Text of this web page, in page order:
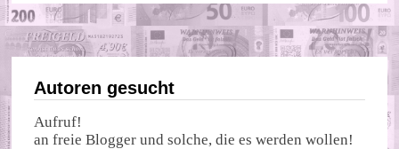
Autoren gesucht
Aufruf!
an freie Blogger und solche, die es werden wollen!